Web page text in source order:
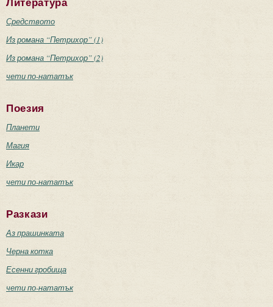
Литература
Средството
Из романа “Петрихор” (1)
Из романа “Петрихор” (2)
чети по-нататък
Поезия
Планети
Магия
Икар
чети по-нататък
Разкази
Аз прашинката
Черна котка
Есенни гробища
чети по-нататък